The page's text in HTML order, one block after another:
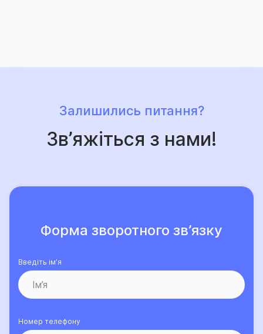
Залишились питання?
Зв’яжіться з нами!
Форма зворотного зв’язку
Введіть ім’я
Номер телефону